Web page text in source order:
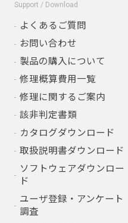
Support / Download
よくあるご質問
お問い合わせ
製品の購入について
修理概算費用一覧
修理に関するご案内
該非判定書類
カタログダウンロード
取扱説明書ダウンロード
ソフトウェアダウンロー
ド
ユーザ登録・アンケート
調査